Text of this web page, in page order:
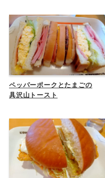
ペッパーポークとたまごの
具沢山トースト